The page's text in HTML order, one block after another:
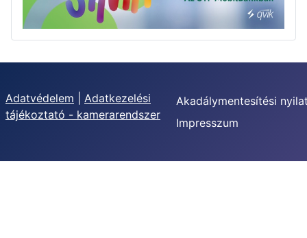
Adatvédelem
Adatkezelési
tájékoztató - kamerarendszer
Akadálymentesítési
Impresszum